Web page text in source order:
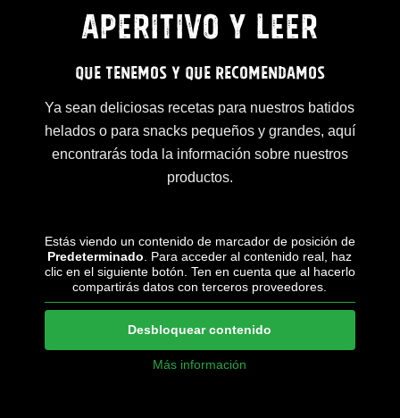
APERITIVO Y LEER
QUE TENEMOS Y QUE RECOMENDAMOS
Ya sean deliciosas recetas para nuestros batidos
helados o para snacks pequeños y grandes, aquí
encontrarás toda la información sobre nuestros
productos.
Estás viendo un contenido de marcador de posición de
Predeterminado. Para acceder al contenido real, haz
clic en el siguiente botón. Ten en cuenta que al hacerlo
compartirás datos con terceros proveedores.
Desbloquear contenido
Más información